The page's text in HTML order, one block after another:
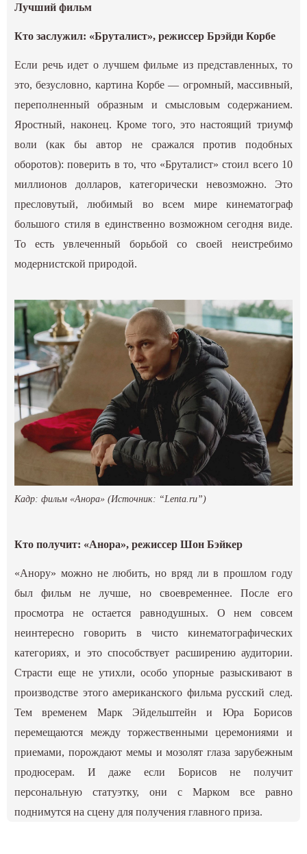
Лучший фильм
Кто заслужил: «Бруталист», режиссер Брэйди Корбе
Если речь идет о лучшем фильме из представленных, то
это, безусловно, картина Корбе — огромный, массивный,
переполненный образным и смысловым содержанием.
Яростный, наконец. Кроме того, это настоящий триумф
воли (как бы автор не сражался против подобных
оборотов): поверить в то, что «Бруталист» стоил всего 10
миллионов долларов, категорически невозможно. Это
пресловутый, любимый во всем мире кинематограф
большого стиля в единственно возможном сегодня виде.
То есть увлеченный борьбой со своей неистребимо
модернистской природой.
Кадр: фильм «Анора» (Источник: “Lenta.ru”)
Кто получит: «Анора», режиссер Шон Бэйкер
«Анору» можно не любить, но вряд ли в прошлом году
был фильм не лучше, но своевременнее. После его
просмотра не остается равнодушных. О нем совсем
неинтересно говорить в чисто кинематографических
категориях, и это способствует расширению аудитории.
Страсти еще не утихли, особо упорные разыскивают в
производстве этого американского фильма русский след.
Тем временем Марк Эйдельштейн и Юра Борисов
перемещаются между торжественными церемониями и
приемами, порождают мемы и мозолят глаза зарубежным
продюсерам. И даже если Борисов не получит
персональную статуэтку, они с Марком все равно
поднимутся на сцену для получения главного приза.